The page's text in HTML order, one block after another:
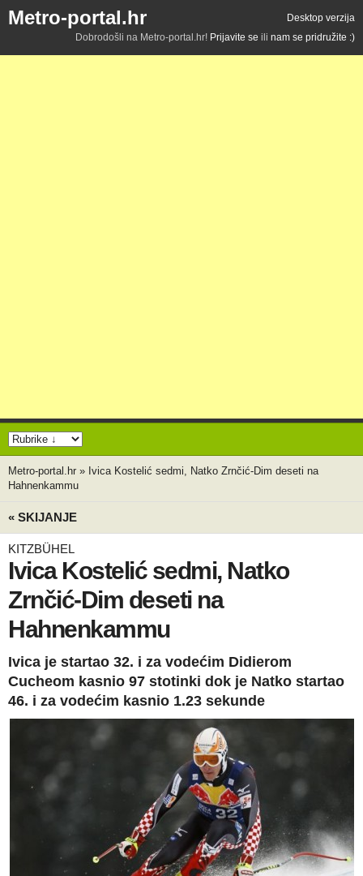
Metro-portal.hr
Desktop verzija
Dobrodošli na Metro-portal.hr! Prijavite se ili nam se pridružite :)
Metro-portal.hr » Ivica Kostelić sedmi, Natko Zrnčić-Dim deseti na
Hahnenkammu
« SKIJANJE
KITZBÜHEL
Ivica Kostelić sedmi, Natko
Zrnčić-Dim deseti na
Hahnenkammu
Ivica je startao 32. i za vodećim Didierom
Cucheom kasnio 97 stotinki dok je Natko startao
46. i za vodećim kasnio 1.23 sekunde